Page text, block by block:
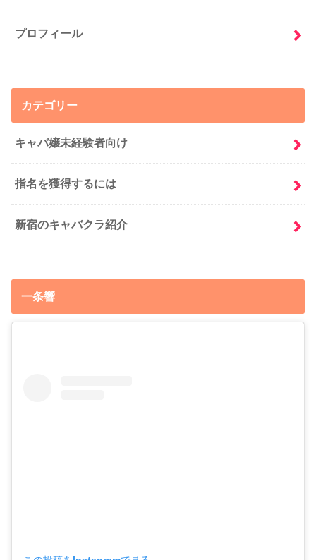
プロフィール
カテゴリー
キャバ嬢未経験者向け
指名を獲得するには
新宿のキャバクラ紹介
一条響